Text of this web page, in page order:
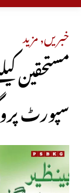
خبریں,مزید
مستحقین
سپورٹ